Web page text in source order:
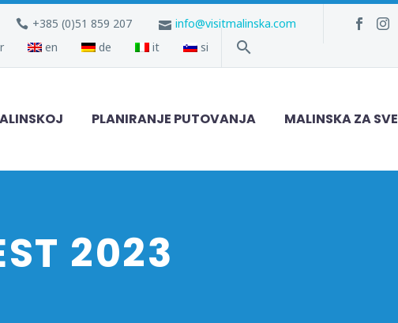
+385 (0)51 859 207 info@visitmalinska.com
en de it si
PLANIRANJE PUTOVANJA MALINSKA ZA SVE
2023